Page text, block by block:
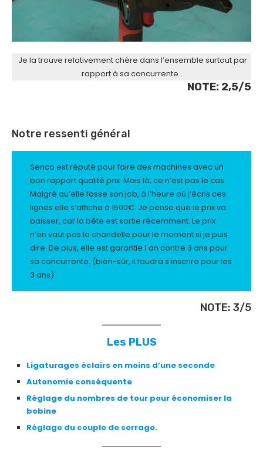
Je la trouve relativement chère dans l’ensemble surtout par
rapport à sa concurrente .
NOTE: 2,5/5
Notre ressenti général
Senco est réputé pour faire des machines avec un
bon rapport qualité prix. Mais là, ce n’est pas le cas.
Malgré qu’elle fasse son job, à l’heure où j’écris ces
lignes elle s’affiche à 1500€. Je pense que le prix va
baisser, car la bête est sortie récemment. Le prix
n’en vaut pas la chandelle pour le moment si je puis
dire. De plus, elle est garantie 1 an contre 3 ans pour
sa concurrente. (bien-sûr, il faudra s’inscrire pour les
3 ans).
NOTE: 3/5
Les PLUS
Ligaturages éclairs en moins d’une seconde
Autonomie conséquente
Réglage du nombres de tour pour économiser la
bobine
Réglage du couple de serrage.